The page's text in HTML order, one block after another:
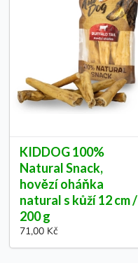
KIDDOG 100%
Natural Snack,
hovězí oháňka
natural s kůží 12 cm /
200 g
71,00 Kč